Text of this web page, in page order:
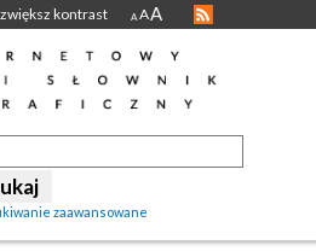
zwiększ kontrast A AA
zaawansowane